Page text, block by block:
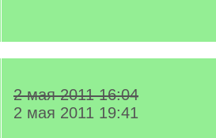
2 мая 2011 16:04
2 мая 2011 19:41